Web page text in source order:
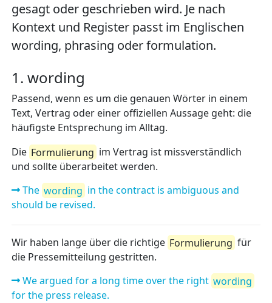
gesagt oder geschrieben wird. Je nach
Kontext und Register passt im Englischen
wording, phrasing oder formulation.
1. wording
Passend, wenn es um die genauen Wörter in einem
Text, Vertrag oder einer offiziellen Aussage geht: die
häufigste Entsprechung im Alltag.
Die Formulierung im Vertrag ist missverständlich
und sollte überarbeitet werden.
The wording in the contract is ambiguous and
should be revised.
Wir haben lange über die richtige Formulierung für
die Pressemitteilung gestritten.
We argued for a long time over the right wording
for the press release.